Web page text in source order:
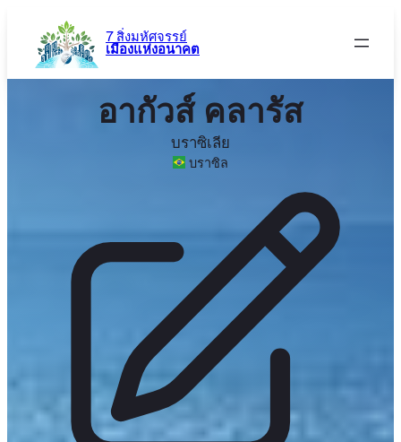
เนื้อหา
7 สิ่งมหัศจรรย์
เมืองแห่งอนาคต
อากัวส์ คลารัส
บราซิเลีย
บราซิล